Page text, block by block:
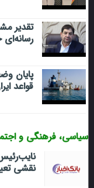
تقدیر
رسانه‌ای
پایان
قواعد
سیاسی، فرهنگی و
نقشی